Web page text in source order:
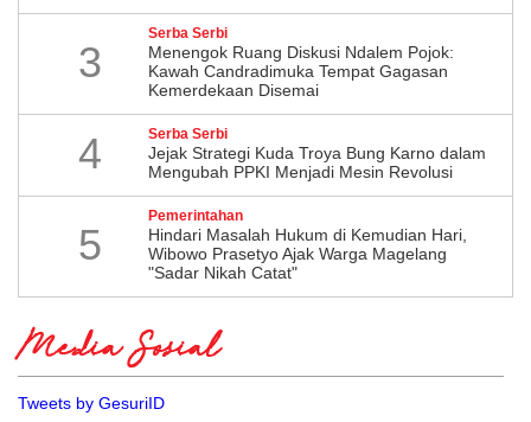
3
Serba Serbi
Menengok Ruang Diskusi Ndalem Pojok:
Kawah Candradimuka Tempat Gagasan
Kemerdekaan Disemai
4 Serba Serbi
Jejak Strategi Kuda Troya Bung Karno dalam
Mengubah PPKI Menjadi Mesin Revolusi
5
Pemerintahan
Hindari Masalah Hukum di Kemudian Hari,
Wibowo Prasetyo Ajak Warga Magelang
"Sadar Nikah Catat"
Media Sosial
Tweets by GesuriID